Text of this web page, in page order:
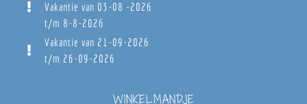
Vakantie van 03-08 -2026
t/m 8-8-2026
Vakantie van 21-09-2026
t/m 26-09-2026
WINKELMANDJE